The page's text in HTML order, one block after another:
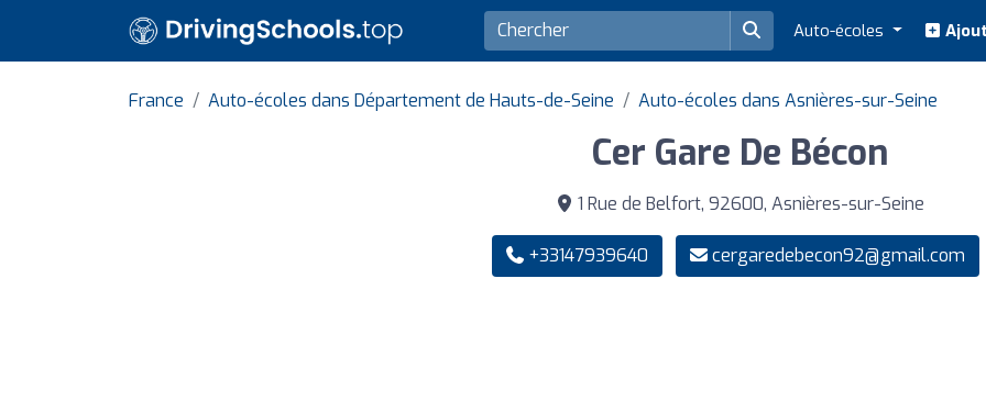
Auto-écoles
France Auto-écoles dans Département de Hauts-de-Seine Auto-écoles dans Asnières-sur-Seine
Cer Gare De Bécon
1 Rue de Belfort, 92600, Asnières-sur-Seine
+33147939640 cergaredebecon92@gmail.com